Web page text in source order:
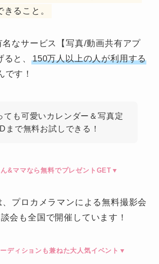
ること。
名なサービス【写真/動画共有アプ
と、
150万人以上の人が利用する
です！
ても可愛いカレンダー＆写真定
まで無料お試しできる！
&ママなら無料でプレゼントGET▼
、プロカメラマンによる無料撮影会
会も全国で開催しています！
ディションも兼ねた大人気イベント▼